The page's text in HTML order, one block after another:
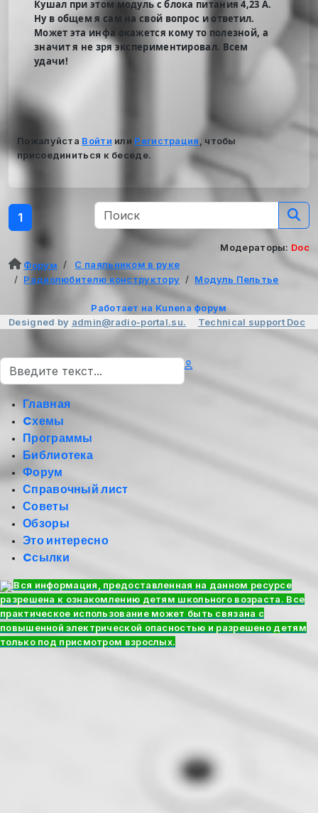
Кушал при этом модуль с блока питания 4,23 А.
Ну в общем я сам на свой вопрос и ответил.
Может эта инфа окажется кому то полезной, а
значит я не зря экспериментировал. Всем
удачи!
Пожалуйста Войти или Регистрация
, чтобы
присоединиться к беседе.
1
Модераторы: Doc
Форум
С паяльником в руке
Радиолюбителю конструктору
Модуль Пельтье
Работает на Kunena форум
Designed by admin@radio-portal.su. Technical support Doc
Поиск
Главная
Cхемы
Программы
Библиотека
Форум
Справочный лист
Советы
Обзоры
Это интересно
Cсылки
Вся информация, предоставленная на данном ресурсе
разрешена к ознакомлению детям школьного возраста. Все
практическое использование может быть связана с
повышенной электрической опасностью и разрешено детям
только под присмотром взрослых.